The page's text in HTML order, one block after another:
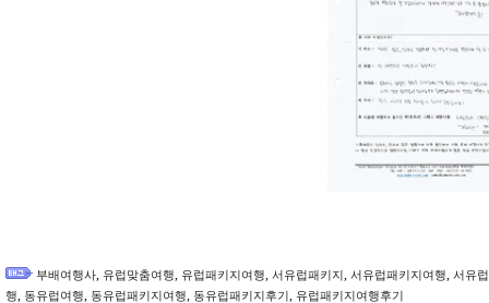
부배여행사 유럽맞춤여행 유럽패키지여행 서유럽패키지 서유럽패키지여행 서유
행
동유럽여행 동유럽패키지여행 동유럽패키지후기 유럽패키지여행후기